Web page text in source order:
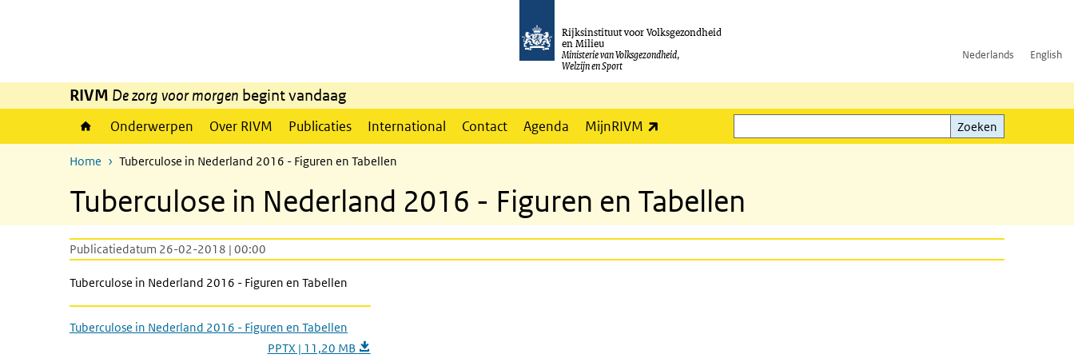
Rijksinstituut voor Volksgezondheid
en Milieu
Ministerie van Volksgezondheid,
Welzijn en Sport
Nederlands English
RIVM De zorg voor morgen begint vandaag
Onderwerpen Over RIVM Publicaties International Contact Agenda MijnRIVM
Zoeken
Zoeken
Home Tuberculose in Nederland 2016 - Figuren en Tabellen
Tuberculose in Nederland 2016 - Figuren en Tabellen
Publicatiedatum 26-02-2018 | 00:00
Tuberculose in Nederland 2016 - Figuren en Tabellen
Tuberculose in Nederland 2016 - Figuren en Tabellen
PPTX | 11,20 MB